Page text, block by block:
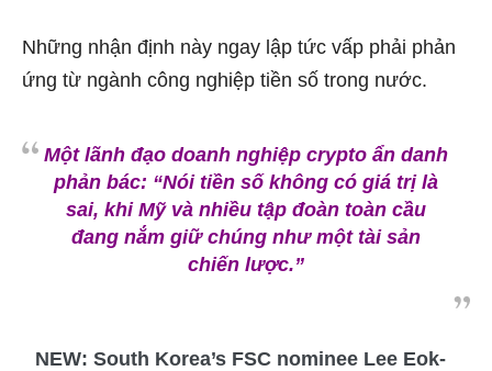
Những nhận định này ngay lập tức vấp phải phản
ứng từ ngành công nghiệp tiền số trong nước.
Một lãnh đạo doanh nghiệp crypto ẩn danh
phản bác: “Nói tiền số không có giá trị là
sai, khi Mỹ và nhiều tập đoàn toàn cầu
đang nắm giữ chúng như một tài sản
chiến lược.”
NEW: South Korea’s FSC nominee Lee Eok-